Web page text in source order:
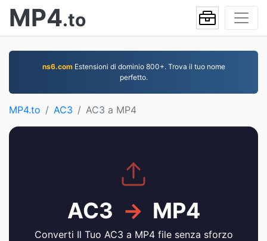
MP4.to
ns6.comEstensioni di dominio 800+. Trova il tuo nome
perfetto.
MP4.to AC3 AC3 a MP4
AC3 → MP4
Converti Il Tuo AC3 a MP4 file senza sforzo